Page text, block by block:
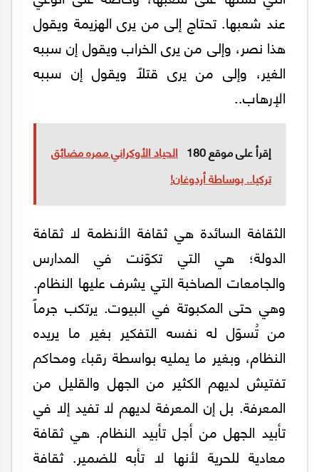
عند شعبها. تحتاج إلى من يرى الهزيمة ويقول
هذا نصر، وإلى من يرى الخراب ويقول إن سببه
الغير، وإلى من يرى قتلاً ويقول إن سببه
الإرهاب..
إقرأ على موقع 180
الحياد الأوكراني ممره مضائق
تركيا.. بوساطة أردوغان!
الثقافة السائدة هي ثقافة الأنظمة لا ثقافة
الدولة؛ هي التي تكوّنت في المدارس
والجامعات الصاخبة التي يشرف عليها النظام.
وهي حتى المكبوتة في البيوت. يرتكب جرماً
من تُسوّل له نفسه التفكير بغير ما يريده
النظام، وبغير ما يمليه بواسطة رقباء ومحاكم
تفتيش لديهم الكثير من الجهل والقليل من
المعرفة. بل إن المعرفة لديهم لا تفيد إلا في
تأبيد الجهل من أجل تأبيد النظام. هي ثقافة
معادية للحرية لأنها لا تأبه للضمير. ثقافة